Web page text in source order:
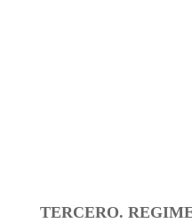
TERCERO.